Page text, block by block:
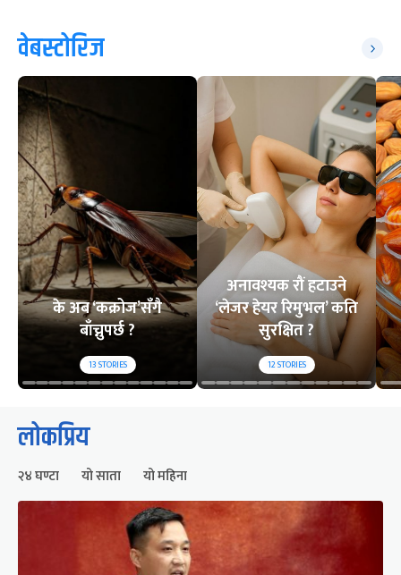
वेबस्टोरिज
के अब ‘कक्रोज’सँगै
बाँच्नुपर्छ ?
13STORIES
अनावश्यक रौं हटाउने
‘लेजर हेयर रिमुभल’ कति
सुरक्षित ?
12STORIES
लोकप्रिय
२४ घण्टा यो साता यो महिना